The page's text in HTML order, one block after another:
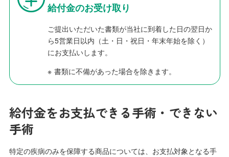
給付金のお受け取り
ご提出いただいた書類が当社に到着した日の翌日か
ら5営業日以内（土・日・祝日・年末年始を除く）
にお支払いします。
※ 書類に不備があった場合を除きます。
給付金をお支払できる手術・できない
手術
特定の疾病のみを保障する商品については、お支払対象となる手